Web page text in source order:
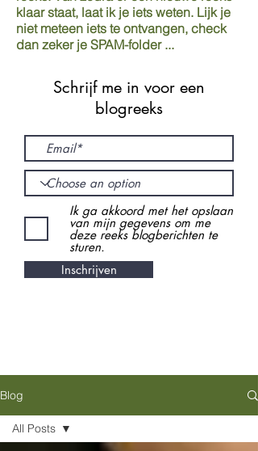
klaar staat, laat ik je iets weten. Lijk je
niet meteen iets te ontvangen, check
dan zeker je SPAM-folder ...
Schrijf me in voor een
blogreeks
Ik ga akkoord met het opslaan
van mijn gegevens om me
deze reeks blogberichten te
sturen.
Inschrijven
Blog
All Posts